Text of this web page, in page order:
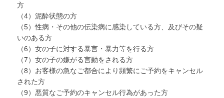
方
（4）泥酔状態の方
（5）性病・その他の伝染病に感染している方、及びその疑
いのある方
（6）女の子に対する暴言・暴力等を行る方
（7）女の子の嫌がる言動をされる方
（8）お客様の急なご都合により頻繁にご予約をキャンセル
された方
（9）悪質なご予約のキャンセル行為があった方